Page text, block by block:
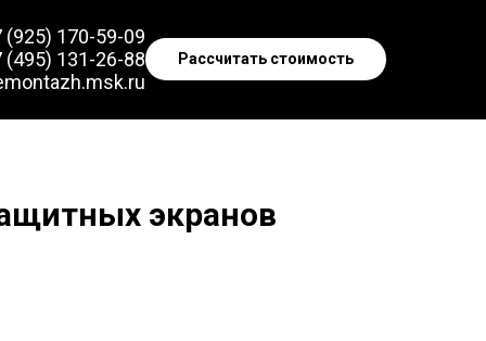
(925) 170-59-09
(495) 131-26-88
Рассчитать стоимость
экранов